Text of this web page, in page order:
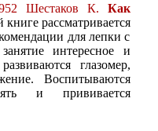
Шестаков К. Как
рассматривается
для лепки с
интересное и
глазомер,
Воспитываются
и прививается